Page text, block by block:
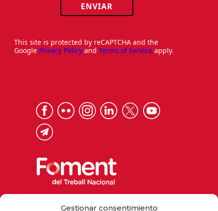
Gestionar consentimiento
ENVIAR
This site is protected by reCAPTCHA and the
Google Privacy Policy and Terms of Service apply.